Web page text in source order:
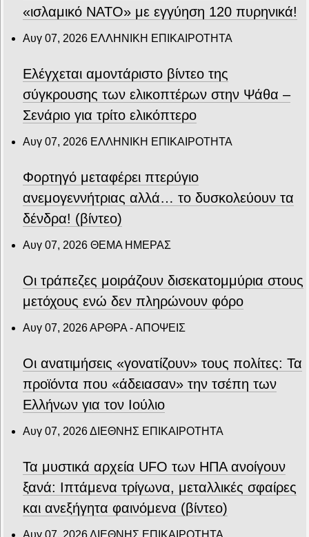
«ισλαμικό ΝΑΤΟ» με εγγύηση 120 πυρηνικά!
Αυγ 07, 2026 ΕΛΛΗΝΙΚΗ ΕΠΙΚΑΙΡΟΤΗΤΑ
Ελέγχεται αμοντάριστο βίντεο της
σύγκρουσης των ελικοπτέρων στην Ψάθα –
Σενάριο για τρίτο ελικόπτερο
Αυγ 07, 2026 ΕΛΛΗΝΙΚΗ ΕΠΙΚΑΙΡΟΤΗΤΑ
Φορτηγό μεταφέρει πτερύγιο
ανεμογεννήτριας αλλά… το δυσκολεύουν τα
δένδρα! (βίντεο)
Αυγ 07, 2026 ΘΕΜΑ ΗΜΕΡΑΣ
Οι τράπεζες μοιράζουν δισεκατομμύρια στους
μετόχους ενώ δεν πληρώνουν φόρο
Αυγ 07, 2026ΑΡΘΡΑ - ΑΠΟΨΕΙΣ
Οι ανατιμήσεις «γονατίζουν» τους πολίτες: Τα
προϊόντα που «άδειασαν» την τσέπη των
Ελλήνων για τον Ιούλιο
Αυγ 07, 2026ΔΙΕΘΝΗΣ ΕΠΙΚΑΙΡΟΤΗΤΑ
Τα μυστικά αρχεία UFO των ΗΠΑ ανοίγουν
ξανά: Ιπτάμενα τρίγωνα, μεταλλικές σφαίρες
και ανεξήγητα φαινόμενα (βίντεο)